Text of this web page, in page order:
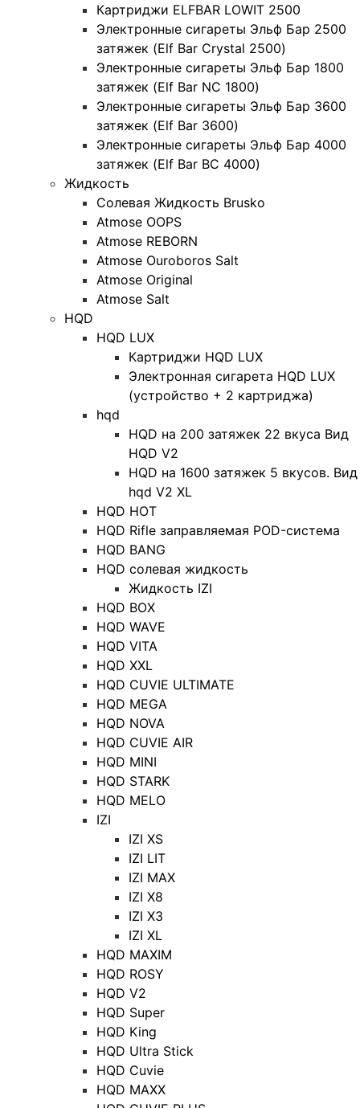
Картриджи ELFBAR LOWIT 2500
Электронные сигареты Эльф Бар 2500
затяжек (Elf Bar Crystal 2500)
Электронные сигареты Эльф Бар 1800
затяжек (Elf Bar NC 1800)
Электронные сигареты Эльф Бар 3600
затяжек (Elf Bar 3600)
Электронные сигареты Эльф Бар 4000
затяжек (Elf Bar BC 4000)
Жидкость
Солевая Жидкость Brusko
Atmose OOPS
Atmose REBORN
Atmose Ouroboros Salt
Atmose Original
Atmose Salt
HQD
HQD LUX
Картриджи HQD LUX
Электронная сигарета HQD LUX
(устройство + 2 картриджа)
hqd
HQD на 200 затяжек 22 вкуса Вид
HQD V2
HQD на 1600 затяжек 5 вкусов. Вид
hqd V2 XL
HQD HOT
HQD Rifle заправляемая POD-система
HQD BANG
HQD солевая жидкость
Жидкость IZI
HQD BOX
HQD WAVE
HQD VITA
HQD XXL
HQD CUVIE ULTIMATE
HQD MEGA
HQD NOVA
HQD CUVIE AIR
HQD MINI
HQD STARK
HQD MELO
IZI
IZI XS
IZI LIT
IZI MAX
IZI X8
IZI X3
IZI XL
HQD MAXIM
HQD ROSY
HQD V2
HQD Super
HQD King
HQD Ultra Stick
HQD Cuvie
HQD MAXX